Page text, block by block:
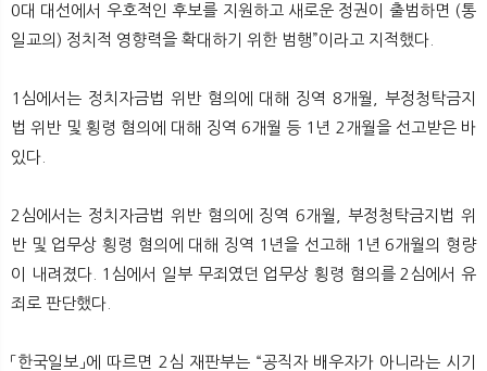
0대 대선에서 우호적인 후보를 지원하고 새로운 정권이 출범하면 (통
일교의) 정치적 영향력을 확대하기 위한 범행”이라고 지적했다.
1심에서는 정치자금법 위반 혐의에 대해 징역 8개월, 부정청탁금지
법 위반 및 횡령 혐의에 대해 징역 6개월 등 1년 2개월을 선고받은 바
있다.
2심에서는 정치자금법 위반 혐의에 징역 6개월, 부정청탁금지법 위
반 및 업무상 횡령 혐의에 대해 징역 1년을 선고해 1년 6개월의 형량
이 내려졌다. 1심에서 일부 무죄였던 업무상 횡령 혐의를 2심에서 유
죄로 판단했다.
「한국일보」에 따르면 2심 재판부는 “공직자 배우자가 아니라는 시기